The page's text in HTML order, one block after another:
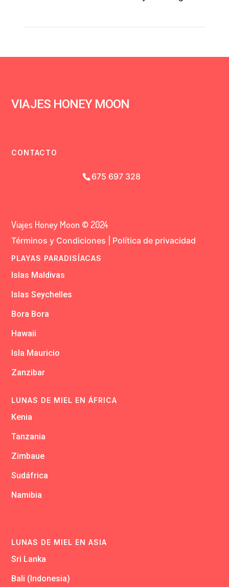
VIAJES HONEY MOON
CONTACTO
675 697 328
Viajes Honey Moon © 2024
Términos y Condiciones Política de privacidad
PLAYAS PARADISÍACAS
Islas Maldivas
Islas Seychelles
Bora Bora
Hawaii
Isla Mauricio
Zanzibar
LUNAS DE MIEL EN ÁFRICA
Kenia
Tanzania
Zimbaue
Sudáfrica
Namibia
LUNAS DE MIEL EN ASIA
Sri Lanka
Bali (Indonesia)